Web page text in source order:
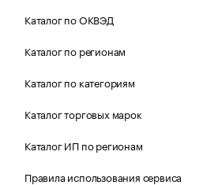
Каталог по ОКВЭД
Каталог по регионам
Каталог по категориям
Каталог торговых марок
Каталог ИП по регионам
Правила использования сервиса